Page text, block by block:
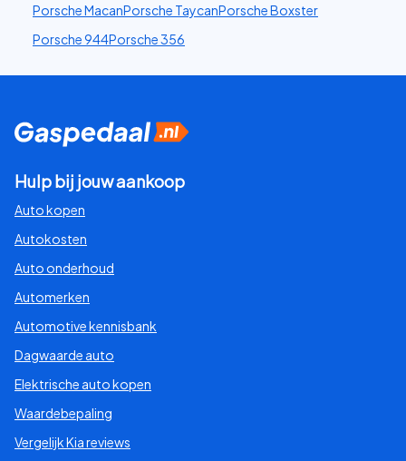
Porsche MacanPorsche TaycanPorsche Boxster
Porsche 944Porsche 356
Hulp bij jouw aankoop
Auto kopen
Autokosten
Auto onderhoud
Automerken
Automotive kennisbank
Dagwaarde auto
Elektrische auto kopen
Waardebepaling
Vergelijk Kia reviews